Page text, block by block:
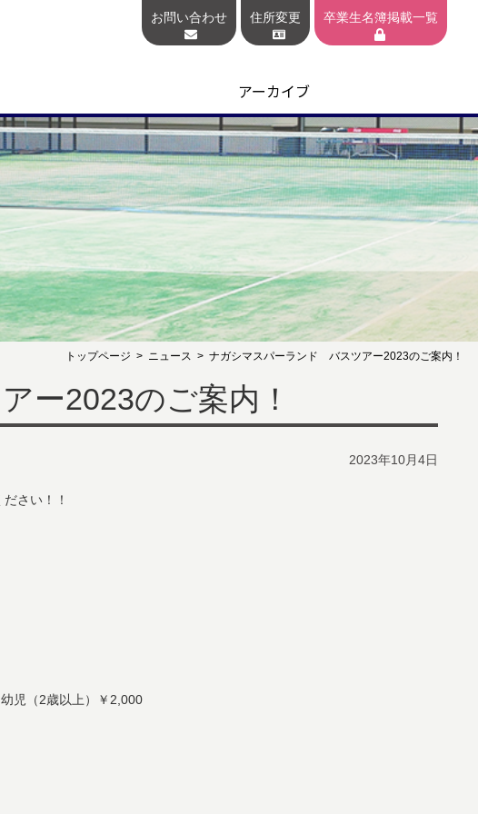
お問い合わせ 住所変更 卒業生名簿掲載一覧
アーカイブ
トップページ ニュース ナガシマスパーランド バスツアー2023のご案内！
ー2023のご案内！
2023年10月4日
さい！！
（2歳以上）￥2,000